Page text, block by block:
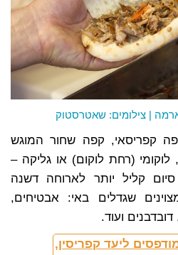
| צילומים: שאטרסטוק
קפריסאי, קפה שחור המוגש
לוקומי (רחת לוקום) או גליקה –
סיום קליל יותר לארוחה דשנה
שגדלים באי: אבטיחים,
ועוד.
ליעד קפריסין,